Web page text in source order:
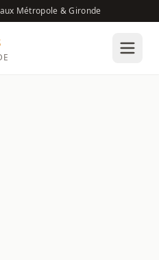
Métropole & Gironde